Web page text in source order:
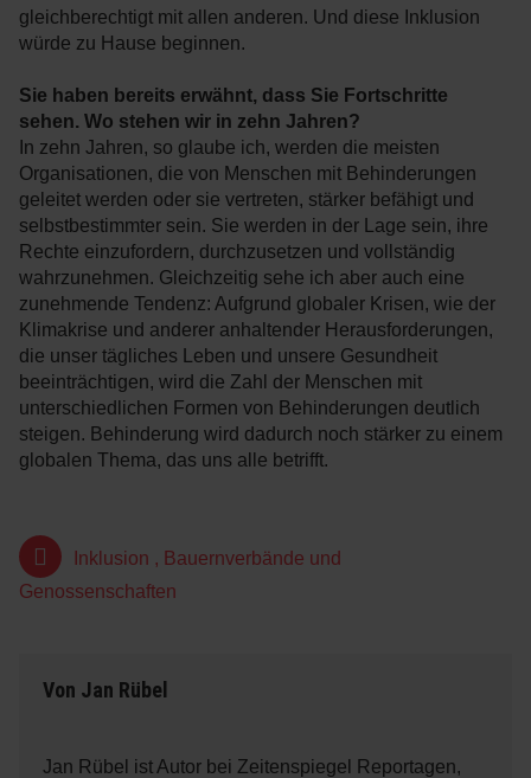
Von Jan Rübel
Jan Rübel ist Autor bei Zeitenspiegel Reportagen,
gleichberechtigt mit allen anderen. Und diese Inklusion
würde zu Hause beginnen.
Sie haben bereits erwähnt, dass Sie Fortschritte
sehen. Wo stehen wir in zehn Jahren?
In zehn Jahren, so glaube ich, werden die meisten
Organisationen, die von Menschen mit Behinderungen
geleitet werden oder sie vertreten, stärker befähigt und
selbstbestimmter sein. Sie werden in der Lage sein, ihre
Rechte einzufordern, durchzusetzen und vollständig
wahrzunehmen. Gleichzeitig sehe ich aber auch eine
zunehmende Tendenz: Aufgrund globaler Krisen, wie der
Klimakrise und anderer anhaltender Herausforderungen,
die unser tägliches Leben und unsere Gesundheit
beeinträchtigen, wird die Zahl der Menschen mit
unterschiedlichen Formen von Behinderungen deutlich
steigen. Behinderung wird dadurch noch stärker zu einem
globalen Thema, das uns alle betrifft.
Inklusion , Bauernverbände und
Genossenschaften